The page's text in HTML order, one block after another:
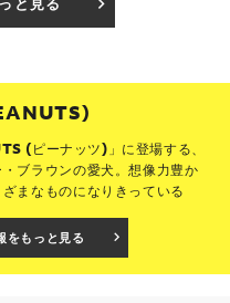
と見る
(ピーナッツ)」に登場する、
ブラウンの愛犬。想像力豊か
まなものになりきっている
をもっと見る